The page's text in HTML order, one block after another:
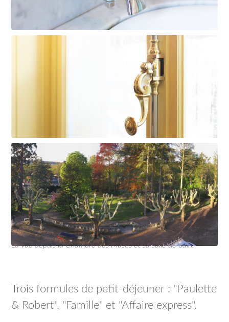
La vue depuis la Chambre des Muses et sa salle de bain.
Trois formules de petit-déjeuner : "Paulette
& Robert", "Famille" et "Affaire express".